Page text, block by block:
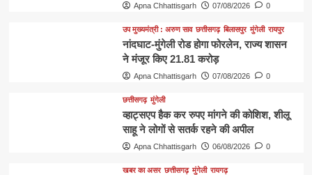
Apna Chhattisgarh 07/08/2026 0
उप मुख्यमंत्री : अरुण साव छत्तीसगढ़ बिलासपुर मुंगेली रायपुर
नांदघाट-मुंगेली रोड होगा फोरलेन, राज्य शासन
ने मंजूर किए 21.81 करोड़
Apna Chhattisgarh 07/08/2026 0
छत्तीसगढ़ मुंगेली
व्हाट्सएप हैक कर रुपए मांगने की कोशिश, शीलू
साहू ने लोगों से सतर्क रहने की अपील
Apna Chhattisgarh 06/08/2026 0
खबर का असर छत्तीसगढ़ मुंगेली रायगढ़